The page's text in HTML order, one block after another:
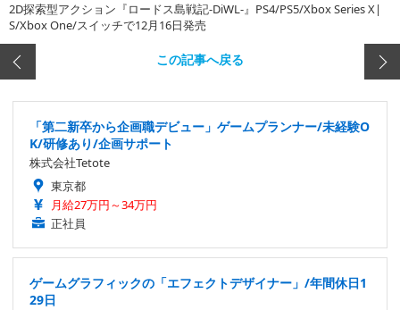
2D探索型アクション『ロードス島戦記-DiWL-』PS4/PS5/Xbox Series X|
S/Xbox One/スイッチで12月16日発売
この記事へ戻る
「第二新卒から企画職デビュー」ゲームプランナー/未経験O
K/研修あり/企画サポート
株式会社Tetote
東京都
月給27万円～34万円
正社員
ゲームグラフィックの「エフェクトデザイナー」/年間休日1
29日